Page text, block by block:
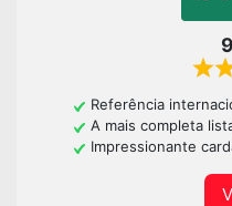
Referência
A mais completa
Impressionante